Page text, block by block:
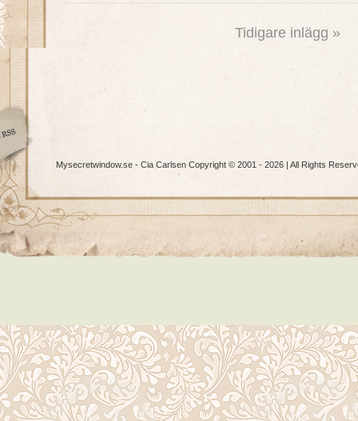
Tidigare inlägg »
Mysecretwindow.se - Cia Carlsen Copyright © 2001 - 2026 | All Rights